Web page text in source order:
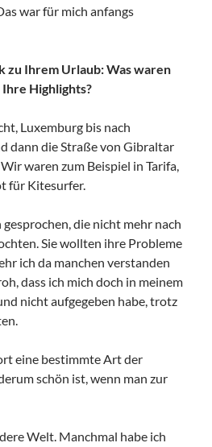
war für mich anfangs
zu Ihrem Urlaub: Was waren
Highlights?
Luxemburg bis nach
dann die Straße von Gibraltar
waren zum Beispiel in Tarifa,
für Kitesurfer.
die nicht mehr nach
Sie wollten ihre Probleme
ich da manchen verstanden
dass ich mich doch in meinem
nicht aufgegeben habe, trotz
eine bestimmte Art der
schön ist, wenn man zur
Welt. Manchmal habe ich